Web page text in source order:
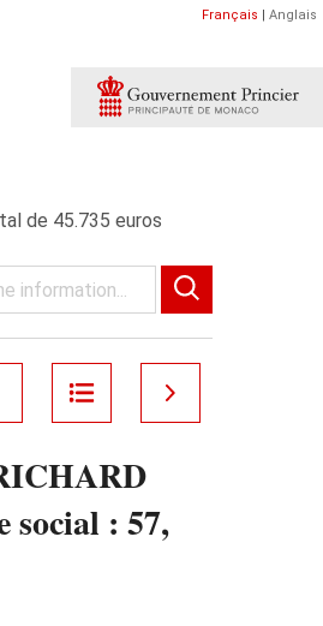
Français | Anglais
de 45.735 euros
social : 57,